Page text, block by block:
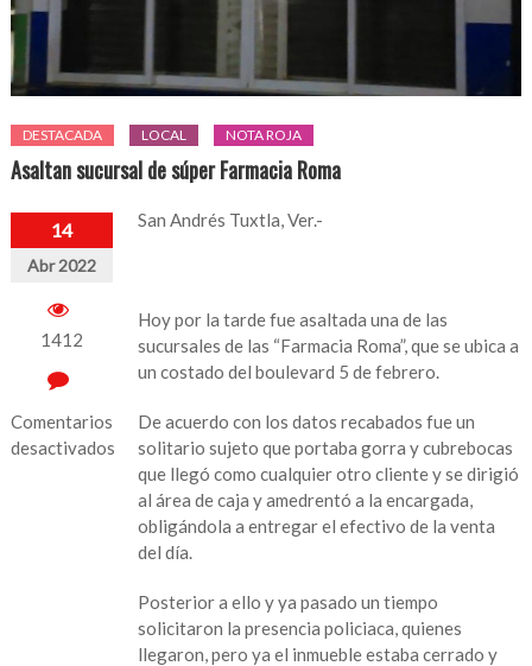
DESTACADA LOCAL NOTA ROJA
Asaltan sucursal de súper Farmacia Roma
14
Abr 2022
1412
Comentarios
desactivados
San Andrés Tuxtla, Ver.-
Hoy por la tarde fue asaltada una de las
sucursales de las “Farmacia Roma”, que se ubica a
un costado del boulevard 5 de febrero.
De acuerdo con los datos recabados fue un
solitario sujeto que portaba gorra y cubrebocas
que llegó como cualquier otro cliente y se dirigió
al área de caja y amedrentó a la encargada,
obligándola a entregar el efectivo de la venta
del día.
Posterior a ello y ya pasado un tiempo
solicitaron la presencia policiaca, quienes
llegaron, pero ya el inmueble estaba cerrado y